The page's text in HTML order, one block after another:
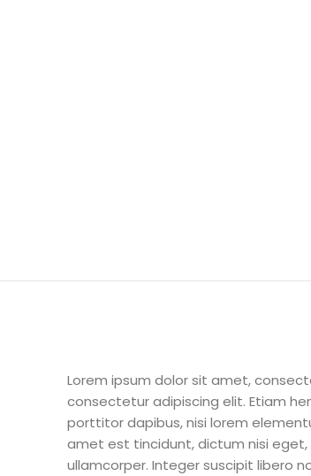
Lorem ipsum dolor sit amet,
consectetur adipiscing elit. Etiam
porttitor dapibus, nisi lorem
amet est tincidunt, dictum nisi
ullamcorper. Integer suscipit libero